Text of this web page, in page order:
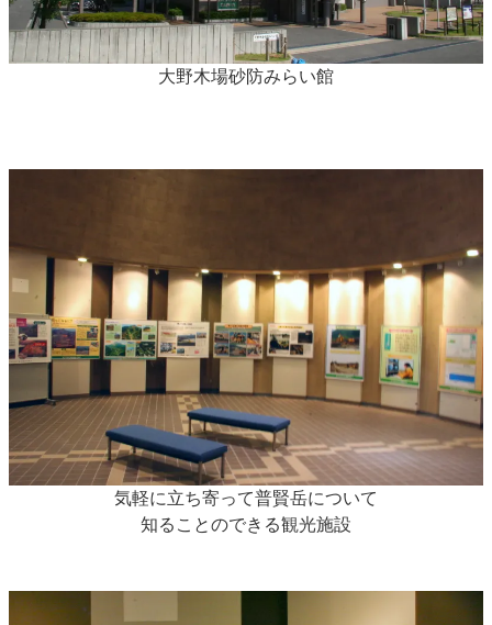
大野木場砂防みらい館
気軽に立ち寄って普賢岳について
知ることのできる観光施設